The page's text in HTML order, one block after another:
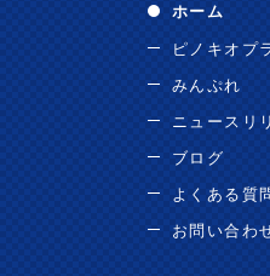
ホーム
ピノキオプ
みんぷれ
ニュースリ
ブログ
よくある質
お問い合わ